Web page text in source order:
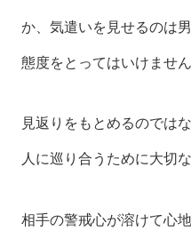
か、気遣いを見せるのは
態度をとってはいけません
見返りをもとめるのでは
人に巡り合うために大切
相手の警戒心が溶けて心